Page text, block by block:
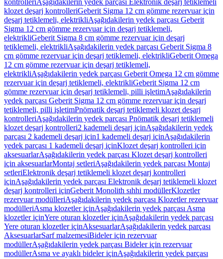
kontrolleriAşağıdakilerin yedek parçası Elektronik deşarj tetiklemeli
klozet deşarj kontrolleriGeberit Sigma 12 cm gömme rezervuar için
deşarj tetiklemeli, elektrikliAşağıdakilerin yedek parçası Geberit
Sigma 12 cm gömme rezervuar için deşarj tetiklemeli,
elektrikliGeberit Sigma 8 cm gömme rezervuar için deşarj
tetiklemeli, elektrikliAşağıdakilerin yedek parçası Geberit Sigma 8
cm gömme rezervuar için deşarj tetiklemeli, elektrikliGeberit Omega
12 cm gömme rezervuar için deşarj tetiklemeli,
elektrikliAşağıdakilerin yedek parçası Geberit Omega 12 cm gömme
rezervuar için deşarj tetiklemeli, elektrikliGeberit Sigma 12 cm
gömme rezervuar için deşarj tetiklemeli, pilli işletimAşağıdakilerin
yedek parçası Geberit Sigma 12 cm gömme rezervuar için deşarj
tetiklemeli, pilli işletimPnömatik deşarj tetiklemeli klozet deşarj
kontrolleriAşağıdakilerin yedek parçası Pnömatik deşarj tetiklemeli
klozet deşarj kontrolleri2 kademeli deşarj içinAşağıdakilerin yedek
parçası 2 kademeli deşarj için1 kademeli deşarj içinAşağıdakilerin
yedek parçası 1 kademeli deşarj içinKlozet deşarj kontrolleri için
aksesuarlarAşağıdakilerin yedek parçası Klozet deşarj kontrolleri
için aksesuarlarMontaj setleriAşağıdakilerin yedek parçası Montaj
setleriElektronik deşarj tetiklemeli klozet deşarj kontrolleri
içinAşağıdakilerin yedek parçası Elektronik deşarj tetiklemeli klozet
deşarj kontrolleri içinGeberit Monolith sıhhi modüllerKlozetler
rezervuar modülleriAşağıdakilerin yedek parçası Klozetler rezervuar
modülleriAsma klozetler içinAşağıdakilerin yedek parçası Asma
klozetler içinYere oturan klozetler içinAşağıdakilerin yedek parçası
Yere oturan klozetler içinAksesuarlarAşağıdakilerin yedek parçası
AksesuarlarSarf malzemesiBideler için rezervuar
modüllerAşağıdakilerin yedek parçası Bideler için rezervuar
modüllerAsma ve ayaklı bideler içinAşağıdakilerin yedek parçası